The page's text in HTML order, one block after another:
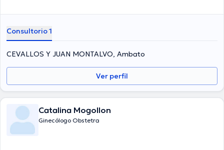
Consultorio 1
CEVALLOS Y JUAN MONTALVO, Ambato
Ver perfil
Catalina Mogollon
Ginecólogo Obstetra